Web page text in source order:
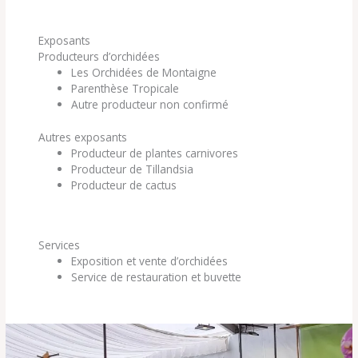
Exposants
Producteurs d’orchidées
Les Orchidées de Montaigne
Parenthèse Tropicale
Autre producteur non confirmé
Autres exposants
Producteur de plantes carnivores
Producteur de Tillandsia
Producteur de cactus
Services
Exposition et vente d’orchidées
Service de restauration et buvette